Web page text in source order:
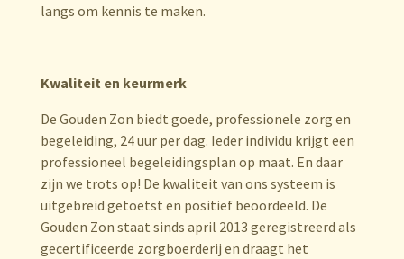
langs om kennis te maken.
Kwaliteit en keurmerk
De Gouden Zon biedt goede, professionele zorg en
begeleiding, 24 uur per dag. Ieder individu krijgt een
professioneel begeleidingsplan op maat. En daar
zijn we trots op! De kwaliteit van ons systeem is
uitgebreid getoetst en positief beoordeeld. De
Gouden Zon staat sinds april 2013 geregistreerd als
gecertificeerde zorgboerderij en draagt het